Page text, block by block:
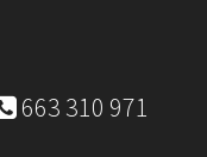
663 310 971